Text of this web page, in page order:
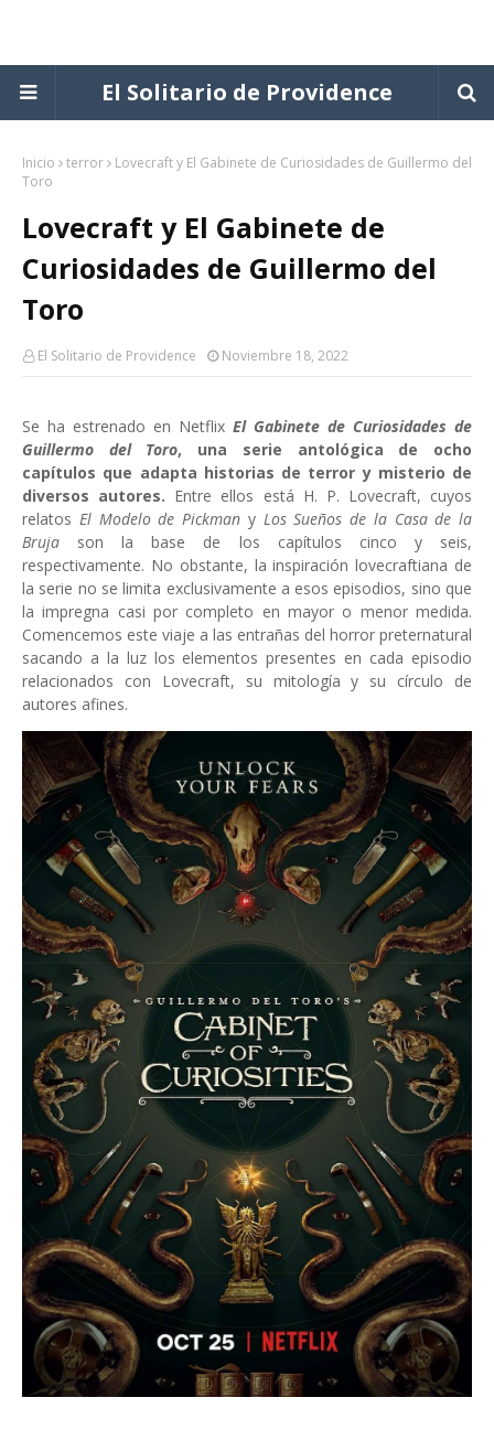
El Solitario de Providence
Inicio terror
Lovecraft y El Gabinete de Curiosidades de Guillermo del
Toro
Lovecraft y El Gabinete de
Curiosidades de Guillermo del
Toro
El Solitario de Providence Noviembre 18, 2022
Se ha estrenado en Netflix El Gabinete de Curiosidades de
Guillermo del Toro, una serie antológica de ocho
capítulos que adapta historias de terror y misterio de
diversos autores. Entre ellos está H. P. Lovecraft, cuyos
relatos El Modelo de Pickman y Los Sueños de la Casa de la
Bruja son la base de los capítulos cinco y seis,
respectivamente. No obstante, la inspiración lovecraftiana de
la serie no se limita exclusivamente a esos episodios, sino que
la impregna casi por completo en mayor o menor medida.
Comencemos este viaje a las entrañas del horror preternatural
sacando a la luz los elementos presentes en cada episodio
relacionados con Lovecraft, su mitología y su círculo de
autores afines.